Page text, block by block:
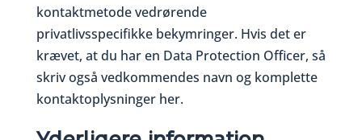
kontaktmetode vedrørende
privatlivsspecifikke bekymringer. Hvis det er
krævet, at du har en Data Protection Officer, så
skriv også vedkommendes navn og komplette
kontaktoplysninger her.